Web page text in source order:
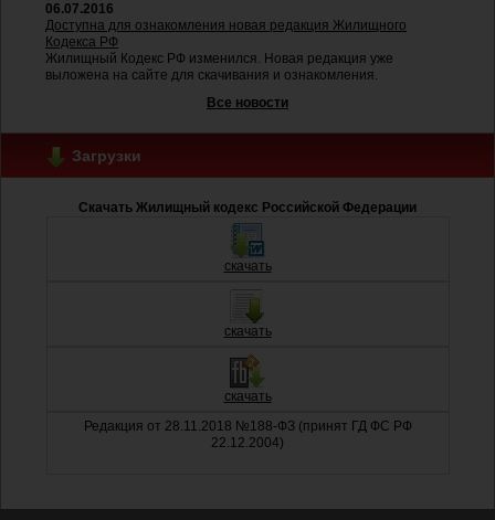
06.07.2016
Доступна для ознакомления новая редакция Жилищного
Кодекса РФ
Жилищный Кодекс РФ изменился. Новая редакция уже
выложена на сайте для скачивания и ознакомления.
Все новости
Загрузки
Скачать Жилищный кодекс Российской Федерации
скачать
скачать
скачать
Редакция от 28.11.2018 №188-ФЗ (принят ГД ФС РФ
22.12.2004)